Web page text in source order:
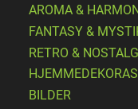
AROMA &
FANTASY &
RETRO &
BILDER